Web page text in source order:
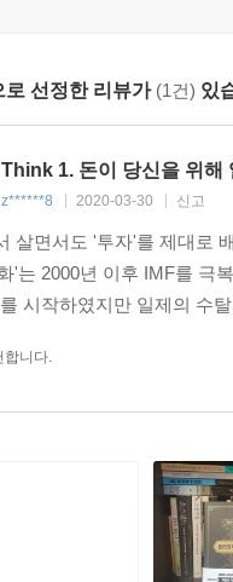
릇된 소비행태는 한국 사
각하고 포기하기 때문이
스타일로 전환하기만 해
들어 놓으면 시간이 당신
하루 만원으로 시작하는 경
로 선정한 리뷰가 (1건) 있
Think 1. 돈이 당신을 위해
z******8 2020-03-30 신고
살면서도 '투자'를 제대로
'는 2000년 이후 IMF를 극
시작하였지만 일제의 수
합니다.